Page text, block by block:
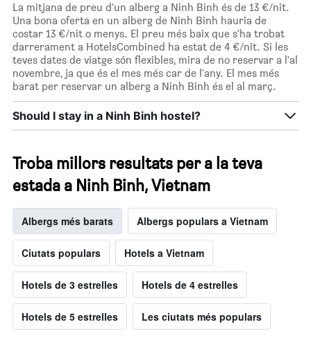
La mitjana de preu d'un alberg a Ninh Binh és de 13 €/nit.
Una bona oferta en un alberg de Ninh Binh hauria de
costar 13 €/nit o menys. El preu més baix que s'ha trobat
darrerament a HotelsCombined ha estat de 4 €/nit. Si les
teves dates de viatge són flexibles, mira de no reservar a l'al
novembre, ja que és el mes més car de l'any. El mes més
barat per reservar un alberg a Ninh Binh és el al març.
Should I stay in a Ninh Binh hostel?
Troba millors resultats per a la teva
estada a Ninh Binh, Vietnam
Albergs més barats Albergs populars a Vietnam
Ciutats populars Hotels a Vietnam
Hotels de 3 estrelles Hotels de 4 estrelles
Hotels de 5 estrelles Les ciutats més populars